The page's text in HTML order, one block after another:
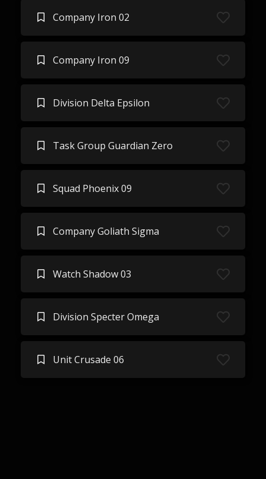
Company Iron 02
Company Iron 09
Division Delta Epsilon
Task Group Guardian Zero
Squad Phoenix 09
Company Goliath Sigma
Watch Shadow 03
Division Specter Omega
Unit Crusade 06